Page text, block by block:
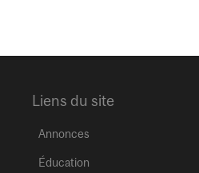
Liens du site
Annonces
Éducation